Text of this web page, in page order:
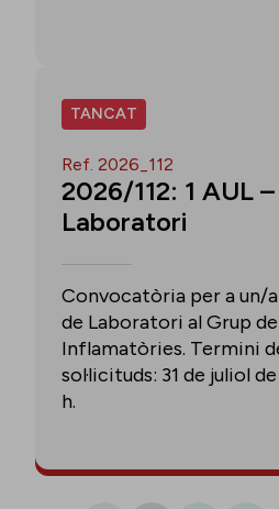
TANCAT
Ref. 2026_112
2026/112: 1 AUL
Laboratori
Convocatòria per a un/
de Laboratori al Grup
Inflamatòries. Termini
sol·licituds: 31 de juliol
h.